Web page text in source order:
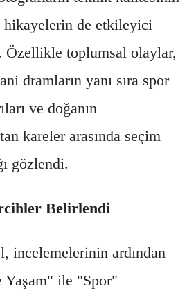
hikayelerin de etkileyici
Özellikle toplumsal olaylar,
dramların yanı sıra spor
ve doğanın
kareler arasında seçim
gözlendi.
Belirlendi
incelemelerinin ardından
ile "Spor"